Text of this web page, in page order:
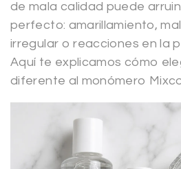
de mala calidad puede
perfecto: amarillamiento,
irregular o reacciones en la
Aquí te explicamos cómo
diferente al monómero